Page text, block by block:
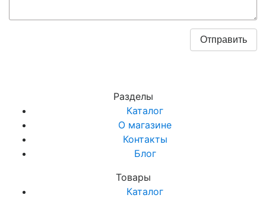
Разделы
Каталог
О магазине
Контакты
Блог
Товары
Каталог